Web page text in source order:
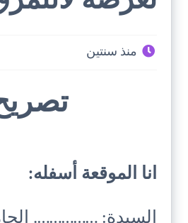
منذ سنتين
انا الموقعة أسفله:
السيدة: …………….